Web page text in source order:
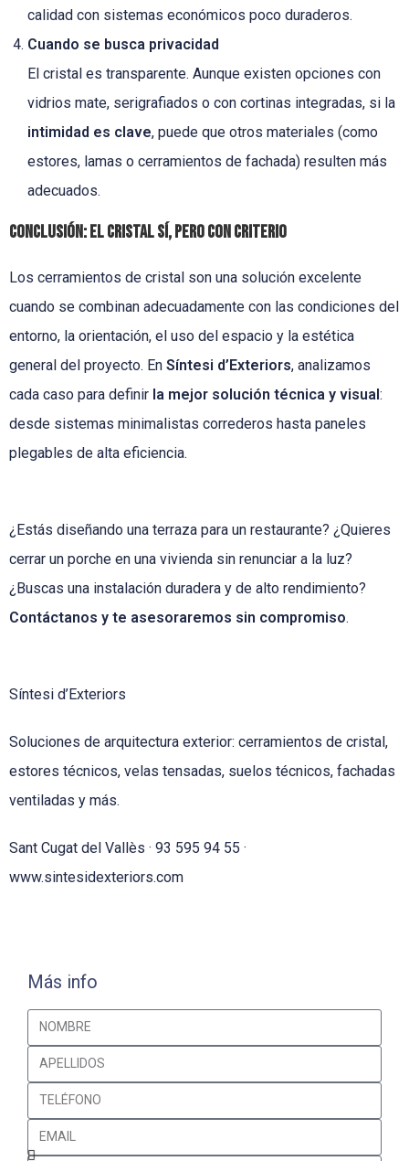
calidad con sistemas económicos poco duraderos.
Cuando se busca privacidad
El cristal es transparente. Aunque existen opciones con
vidrios mate, serigrafiados o con cortinas integradas, si la
intimidad es clave, puede que otros materiales (como
estores, lamas o cerramientos de fachada) resulten más
adecuados.
Conclusión: el cristal sí, pero con criterio
Los cerramientos de cristal son una solución excelente
cuando se combinan adecuadamente con las condiciones del
entorno, la orientación, el uso del espacio y la estética
general del proyecto. En Síntesi d’Exteriors, analizamos
cada caso para definir la mejor solución técnica y visual:
desde sistemas minimalistas correderos hasta paneles
plegables de alta eficiencia.
¿Estás diseñando una terraza para un restaurante? ¿Quieres
cerrar un porche en una vivienda sin renunciar a la luz?
¿Buscas una instalación duradera y de alto rendimiento?
Contáctanos y te asesoraremos sin compromiso.
Síntesi d’Exteriors
Soluciones de arquitectura exterior: cerramientos de cristal,
estores técnicos, velas tensadas, suelos técnicos, fachadas
ventiladas y más.
Sant Cugat del Vallès · 93 595 94 55 ·
www.sintesidexteriors.com
Más info